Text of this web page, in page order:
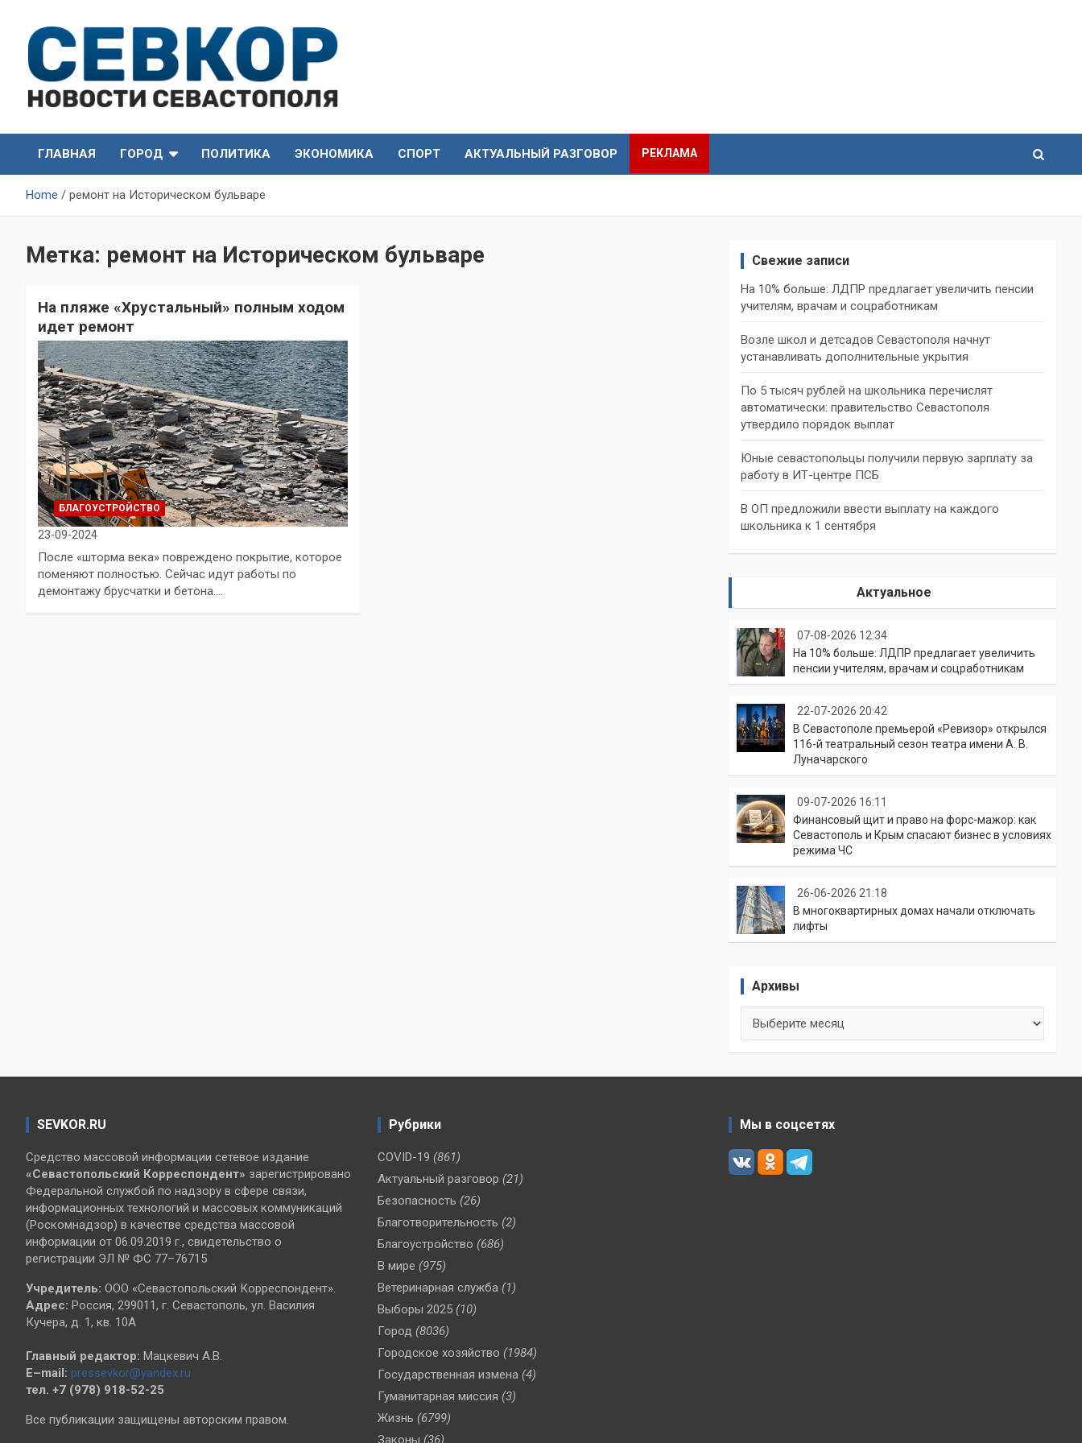
content
СевКор — Новости
Севастополя
Севастополя
ГЛАВНАЯ
ГОРОД ПОЛИТИКА ЭКОНОМИКА СПОРТ АКТУАЛЬНЫЙ РАЗГОВОР РЕКЛАМА
Home ремонт на Историческом бульваре
Метка: ремонт на Историческом бульваре
На пляже «Хрустальный» полным ходом
идет ремонт
БЛАГОУСТРОЙСТВО
23-09-2024
После «шторма века» повреждено покрытие, которое
поменяют полностью. Сейчас идут работы по
демонтажу брусчатки и бетона.…
Свежие записи
На 10% больше: ЛДПР предлагает увеличить пенсии
учителям, врачам и соцработникам
Возле школ и детсадов Севастополя начнут
устанавливать дополнительные укрытия
По 5 тысяч рублей на школьника перечислят
автоматически: правительство Севастополя
утвердило порядок выплат
Юные севастопольцы получили первую зарплату за
работу в ИТ-центре ПСБ
В ОП предложили ввести выплату на каждого
школьника к 1 сентября
Актуальное
07-08-2026 12:34
На 10% больше: ЛДПР предлагает увеличить
пенсии учителям, врачам и соцработникам
22-07-2026 20:42
В Севастополе премьерой «Ревизор» открылся
116-й театральный сезон театра имени А. В.
Луначарского
09-07-2026 16:11
Финансовый щит и право на форс-мажор: как
Севастополь и Крым спасают бизнес в условиях
режима ЧС
26-06-2026 21:18
В многоквартирных домах начали отключать
лифты
Архивы
SEVKOR.RU
Средство массовой информации сетевое издание
«Севастопольский Корреспондент» зарегистрировано
Федеральной службой по надзору в сфере связи,
информационных технологий и массовых коммуникаций
(Роскомнадзор) в качестве средства массовой
информации от 06.09.2019 г., свидетельство о
регистрации ЭЛ № ФС 77–76715
Учредитель: ООО «Севастопольский Корреспондент».
Адрес: Россия, 299011, г. Севастополь, ул. Василия
Кучера, д. 1, кв. 10А
Главный редактор: Мацкевич А.В.
E–mail: pressevkor@yandex.ru
тел. +7 (978) 918-52-25
Все публикации защищены авторским правом.
Рубрики
COVID-19 (861)
Актуальный разговор (21)
Безопасность (26)
Благотворительность (2)
Благоустройство (686)
В мире (975)
Ветеринарная служба (1)
Выборы 2025 (10)
Город (8036)
Городское хозяйство (1984)
Государственная измена (4)
Гуманитарная миссия (3)
Жизнь (6799)
Законы (36)
Мы в соцсетях